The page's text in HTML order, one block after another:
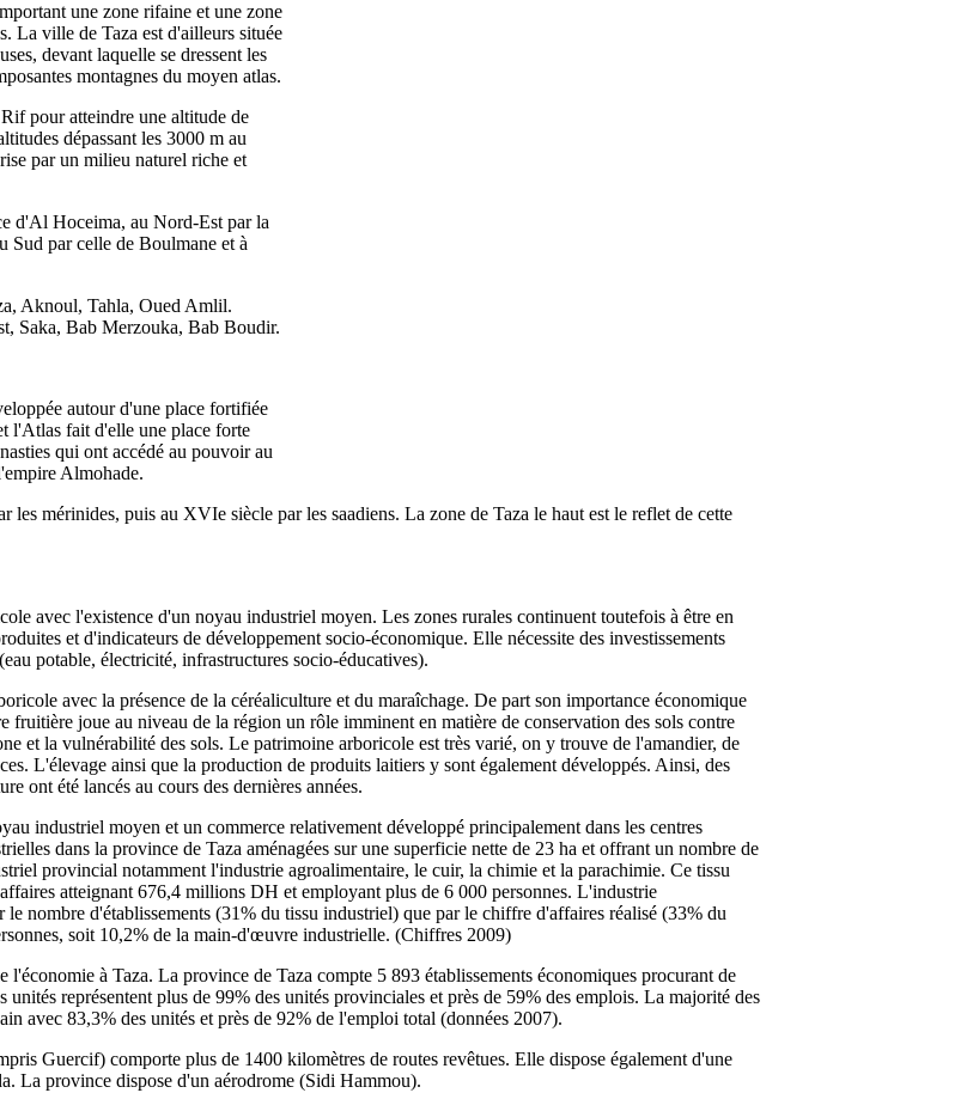
une zone rifaine et une zone
La ville de Taza est d'ailleurs située
devant laquelle se dressent les
montagnes du moyen atlas.
pour atteindre une altitude de
dépassant les 3000 m au
par un milieu naturel riche et
d'Al Hoceima, au Nord-Est par la
Sud par celle de Boulmane et à
Aknoul, Tahla, Oued Amlil.
Saka, Bab Merzouka, Bab Boudir.
autour d'une place fortifiée
l'Atlas fait d'elle une place forte
qui ont accédé au pouvoir au
Almohade.
les mérinides, puis au XVIe siècle par les saadiens. La zone de Taza le haut est le reflet de cette
avec l'existence d'un noyau industriel moyen. Les zones rurales continuent toutefois à être en
et d'indicateurs de développement socio-économique. Elle nécessite des investissements
potable, électricité, infrastructures socio-éducatives).
avec la présence de la céréaliculture et du maraîchage. De part son importance économique
fruitière joue au niveau de la région un rôle imminent en matière de conservation des sols contre
et la vulnérabilité des sols. Le patrimoine arboricole est très varié, on y trouve de l'amandier, de
L'élevage ainsi que la production de produits laitiers y sont également développés. Ainsi, des
ont été lancés au cours des dernières années.
industriel moyen et un commerce relativement développé principalement dans les centres
dans la province de Taza aménagées sur une superficie nette de 23 ha et offrant un nombre de
provincial notamment l'industrie agroalimentaire, le cuir, la chimie et la parachimie. Ce tissu
atteignant 676,4 millions DH et employant plus de 6 000 personnes. L'industrie
nombre d'établissements (31% du tissu industriel) que par le chiffre d'affaires réalisé (33% du
soit 10,2% de la main-d'œuvre industrielle. (Chiffres 2009)
l'économie à Taza. La province de Taza compte 5 893 établissements économiques procurant de
représentent plus de 99% des unités provinciales et près de 59% des emplois. La majorité des
avec 83,3% des unités et près de 92% de l'emploi total (données 2007).
Guercif) comporte plus de 1400 kilomètres de routes revêtues. Elle dispose également d'une
La province dispose d'un aérodrome (Sidi Hammou).